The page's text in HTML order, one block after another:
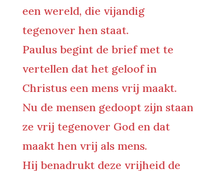
een wereld, die vijandig
tegenover hen staat.
Paulus begint de brief met te
vertellen dat het geloof in
Christus een mens vrij maakt.
Nu de mensen gedoopt zijn staan
ze vrij tegenover God en dat
maakt hen vrij als mens.
Hij benadrukt deze vrijheid de